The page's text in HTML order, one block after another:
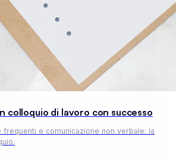
colloquio di lavoro con successo
frequenti e comunicazione non verbale: la